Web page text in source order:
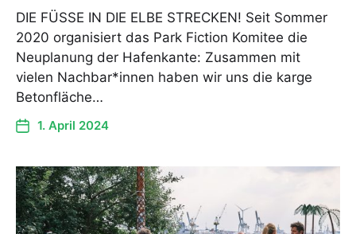
DIE FÜSSE IN DIE ELBE STRECKEN! Seit Sommer
2020 organisiert das Park Fiction Komitee die
Neuplanung der Hafenkante: Zusammen mit
vielen Nachbar*innen haben wir uns die karge
Betonfläche…
1. April 2024